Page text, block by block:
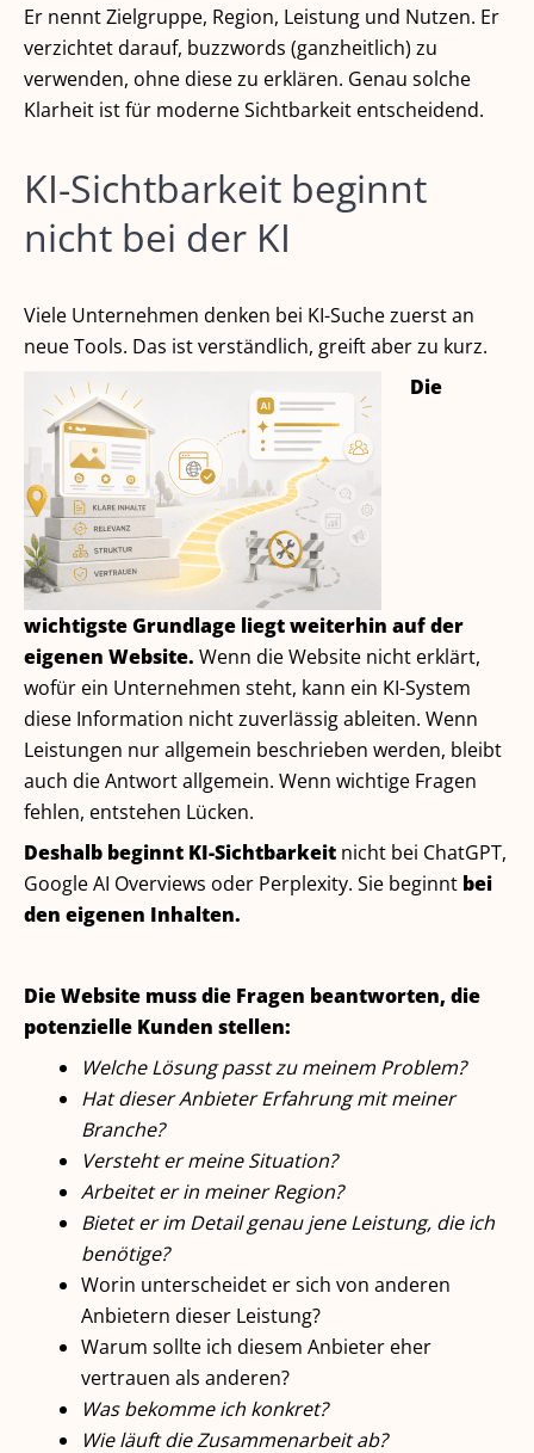
Er nennt Zielgruppe, Region, Leistung und Nutzen. Er
verzichtet darauf, buzzwords (ganzheitlich) zu
verwenden, ohne diese zu erklären. Genau solche
Klarheit ist für moderne Sichtbarkeit entscheidend.
KI-Sichtbarkeit beginnt
nicht bei der KI
Viele Unternehmen denken bei KI-Suche zuerst an
neue Tools. Das ist verständlich, greift aber zu kurz.
Die
wichtigste Grundlage liegt weiterhin auf der
eigenen Website. Wenn die Website nicht erklärt,
wofür ein Unternehmen steht, kann ein KI-System
diese Information nicht zuverlässig ableiten. Wenn
Leistungen nur allgemein beschrieben werden, bleibt
auch die Antwort allgemein. Wenn wichtige Fragen
fehlen, entstehen Lücken.
Deshalb beginnt KI-Sichtbarkeit nicht bei ChatGPT,
Google AI Overviews oder Perplexity. Sie beginnt bei
den eigenen Inhalten.
Die Website muss die Fragen beantworten, die
potenzielle Kunden stellen:
Welche Lösung passt zu meinem Problem?
Hat dieser Anbieter Erfahrung mit meiner
Branche?
Versteht er meine Situation?
Arbeitet er in meiner Region?
Bietet er im Detail genau jene Leistung, die ich
benötige?
Worin unterscheidet er sich von anderen
Anbietern dieser Leistung?
Warum sollte ich diesem Anbieter eher
vertrauen als anderen?
Was bekomme ich konkret?
Wie läuft die Zusammenarbeit ab?